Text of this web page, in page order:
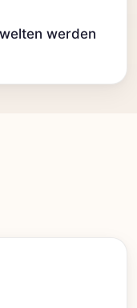
werden